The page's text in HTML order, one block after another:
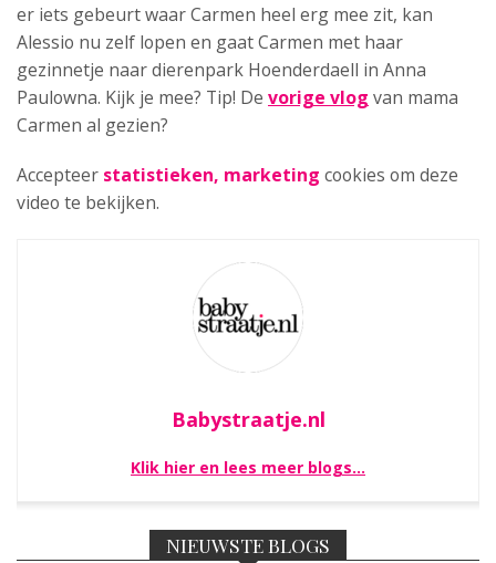
er iets gebeurt waar Carmen heel erg mee zit, kan
Alessio nu zelf lopen en gaat Carmen met haar
gezinnetje naar dierenpark Hoenderdaell in Anna
Paulowna. Kijk je mee? Tip! De vorige vlog van mama
Carmen al gezien?
Accepteer statistieken, marketing cookies om deze
video te bekijken.
Babystraatje.nl
Klik hier en lees meer blogs…
NIEUWSTE BLOGS